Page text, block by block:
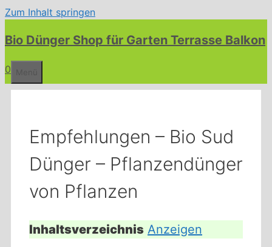
Zum Inhalt springen
Bio Dünger Shop für Garten Terrasse Balkon
0
Empfehlungen – Bio Sud
Dünger – Pflanzendünger
von Pflanzen
Inhaltsverzeichnis Anzeigen